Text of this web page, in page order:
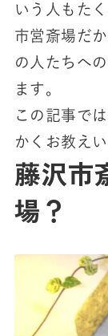
いう人もた
市営斎場だ
の人たちへ
ます。
この記事で
かくお教え
藤沢市
場？